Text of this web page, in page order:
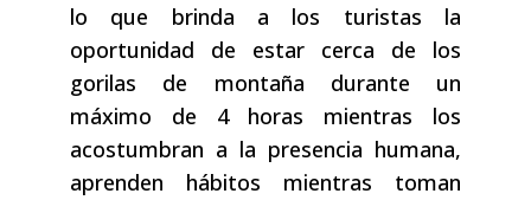
lo que brinda a los turistas la
oportunidad de estar cerca de los
gorilas de montaña durante un
máximo de 4 horas mientras los
acostumbran a la presencia humana,
aprenden hábitos mientras toman